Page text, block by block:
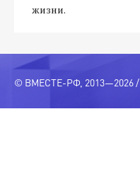
жизни.
© ВМЕСТЕ-РФ, 2013—2026 /